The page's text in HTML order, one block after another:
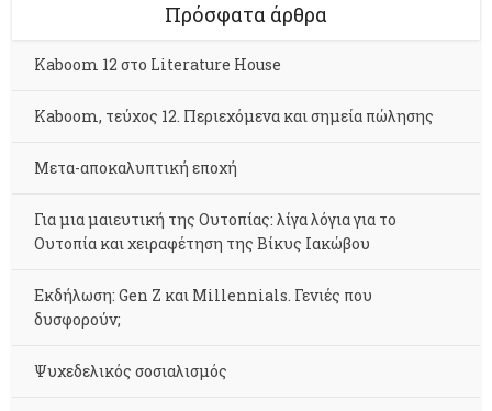
Πρόσφατα άρθρα
Kaboom 12 στο Literature House
Kaboom, τεύχος 12. Περιεχόμενα και σημεία πώλησης
Μετα-αποκαλυπτική εποχή
Για μια μαιευτική της Ουτοπίας: λίγα λόγια για το
Ουτοπία και χειραφέτηση της Βίκυς Ιακώβου
Εκδήλωση: Gen Z και Millennials. Γενιές που
δυσφορούν;
Ψυχεδελικός σοσιαλισμός